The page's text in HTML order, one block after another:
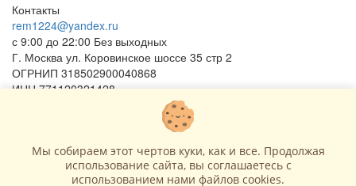
Контакты
rem1224@yandex.ru
с 9:00 до 22:00 Без выходных
Г. Москва ул. Коровинское шоссе 35 стр 2
ОГРНИП 318502900040868
ИНН 771120321428
(с) 2015 - 2026 “SharLime”, копирование контента запрещено и
преследуется законом!
Мы собираем этот чертов куки, как и все. Продолжая
использование сайта, вы соглашаетесь c
использованием нами файлов cookies.